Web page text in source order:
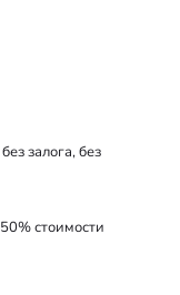
залога, без
стоимости